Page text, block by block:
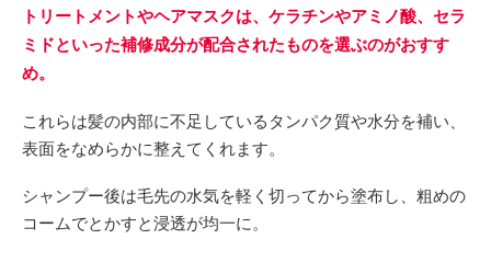
トリートメントやヘアマスクは、ケラチンやアミノ酸、セラ
ミドといった補修成分が配合されたものを選ぶのがおすす
め。
これらは髪の内部に不足しているタンパク質や水分を補い、
表面をなめらかに整えてくれます。
シャンプー後は毛先の水気を軽く切ってから塗布し、粗めの
コームでとかすと浸透が均一に。